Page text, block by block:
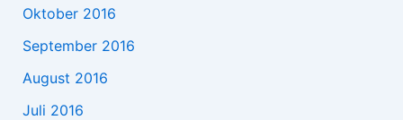
Oktober 2016
September 2016
August 2016
Juli 2016